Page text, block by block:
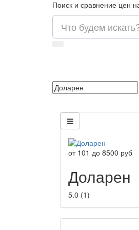
Поиск и сравнение цен
от 101 до 8500 руб
Доларен
5.0 (1)